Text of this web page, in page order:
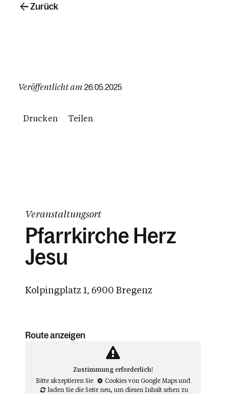
Veröffentlicht am 26.05.2025
Drucken Teilen
Zurück
Veranstaltungsort
Pfarrkirche Herz
Jesu
Kolpingplatz 1, 6900 Bregenz
Route anzeigen
Zustimmung erforderlich!
Bitte akzeptieren Sie
Cookies von Google Mapsund
laden Sie die Seite neu, um diesen Inhalt sehen zu